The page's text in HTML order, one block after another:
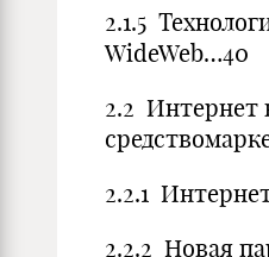
2.1.5
WideWeb…40
2.2 Интернет
2.2.1
2.2.2 Новая